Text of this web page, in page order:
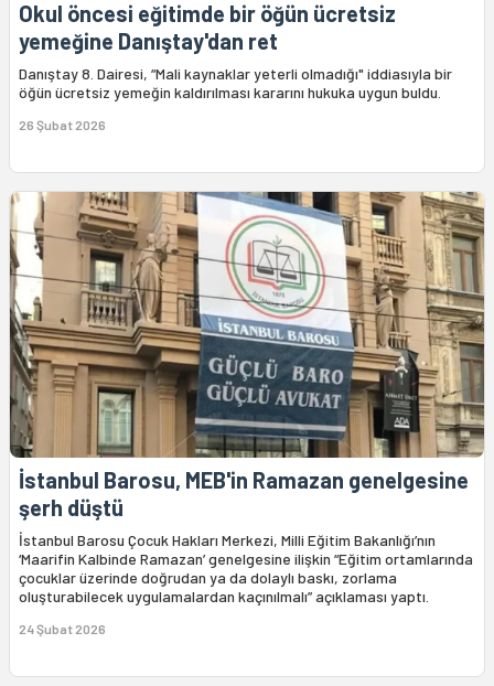
Okul öncesi eğitimde bir öğün ücretsiz
yemeğine Danıştay'dan ret
Danıştay 8. Dairesi, “Mali kaynaklar yeterli olmadığı" iddiasıyla bir
öğün ücretsiz yemeğin kaldırılması kararını hukuka uygun buldu.
26 Şubat 2026
İstanbul Barosu, MEB'in Ramazan genelgesine
şerh düştü
İstanbul Barosu Çocuk Hakları Merkezi, Milli Eğitim Bakanlığı’nın
‘Maarifin Kalbinde Ramazan’ genelgesine ilişkin “Eğitim ortamlarında
çocuklar üzerinde doğrudan ya da dolaylı baskı, zorlama
oluşturabilecek uygulamalardan kaçınılmalı” açıklaması yaptı.
24 Şubat 2026